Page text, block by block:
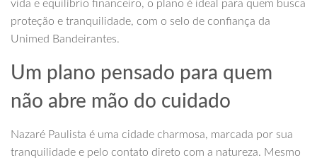
vida e equilíbrio financeiro, o plano é ideal para quem busca
proteção e tranquilidade, com o selo de confiança da
Unimed Bandeirantes.
Um plano pensado para quem
não abre mão do cuidado
Nazaré Paulista é uma cidade charmosa, marcada por sua
tranquilidade e pelo contato direto com a natureza. Mesmo